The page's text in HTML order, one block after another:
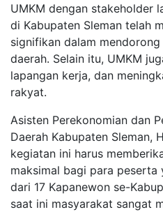
UMKM dengan stakeholder
di Kabupaten Sleman telah
signifikan dalam
daerah. Selain itu, UMKM
lapangan kerja, dan
rakyat.
Asisten Perekonomian dan
Daerah Kabupaten Sleman,
kegiatan ini harus
maksimal bagi para peserta
dari 17 Kapanewon se-
saat ini masyarakat sangat